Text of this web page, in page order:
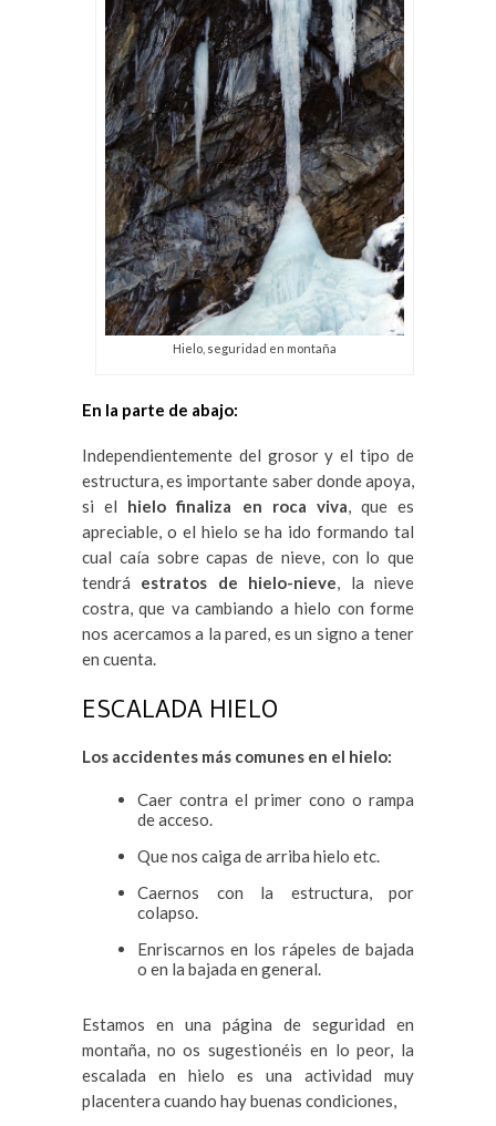
Hielo, seguridad en montaña
En la parte de abajo:
Independientemente del grosor y el tipo de
estructura, es importante saber donde apoya,
si el hielo finaliza en roca viva, que es
apreciable, o el hielo se ha ido formando tal
cual caía sobre capas de nieve, con lo que
tendrá estratos de hielo-nieve, la nieve
costra, que va cambiando a hielo con forme
nos acercamos a la pared, es un signo a tener
en cuenta.
ESCALADA HIELO
Los accidentes más comunes en el hielo:
Caer contra el primer cono o rampa
de acceso.
Que nos caiga de arriba hielo etc.
Caernos con la estructura, por
colapso.
Enriscarnos en los rápeles de bajada
o en la bajada en general.
Estamos en una página de seguridad en
montaña, no os sugestionéis en lo peor, la
escalada en hielo es una actividad muy
placentera cuando hay buenas condiciones,